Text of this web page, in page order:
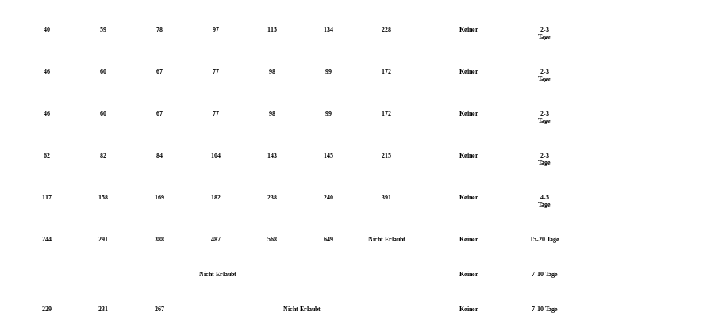
40 59 78 97 115 134 228 Keiner
2-3
Tage
46 60 67 77 98 99 172 Keiner
2-3
Tage
46 60 67 77 98 99 172 Keiner
2-3
Tage
62 82 84 104 143 145 215 Keiner
2-3
Tage
117 158 169 182 238 240 391 Keiner
4-5
Tage
244 291 388 487 568 649 Nicht Erlaubt Keiner 15-20 Tage
Nicht Erlaubt Keiner 7-10 Tage
229 231 267 Nicht Erlaubt Keiner 7-10 Tage